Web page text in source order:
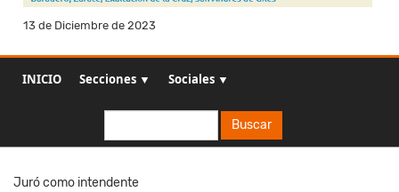
13 de Diciembre de 2023
INICIO Secciones ▼ Sociales ▼
Buscar
Juró como intendente